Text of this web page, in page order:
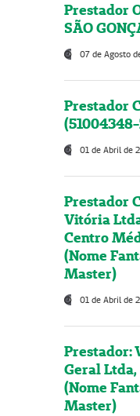
Prestador
SÃO
07 de Agosto
Prestador
01 de Abril de
Prestador
Vitória
Centro
(Nome
Master)
01 de Abril de
Prestador:
Geral
(Nome
Master)